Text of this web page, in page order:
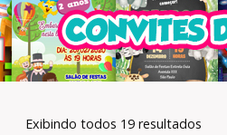
Exibindo todos 19 resultados